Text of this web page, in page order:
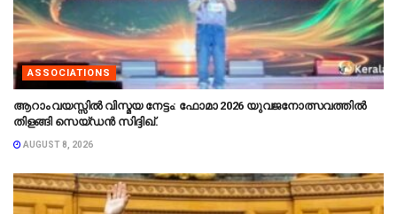
ASSOCIATIONS
ആറാം വയസ്സിൽ വിസ്മയ നേട്ടം: ഫോമാ 2026 യുവജനോത്സവത്തിൽ
തിളങ്ങി സെയ്ഡൻ സിദ്ദിഖ്.
AUGUST 8, 2026